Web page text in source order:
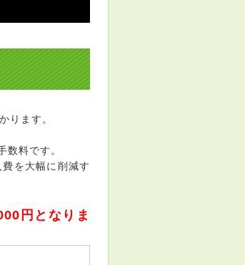
ります。
料です。
を大幅に削減す
円となりま